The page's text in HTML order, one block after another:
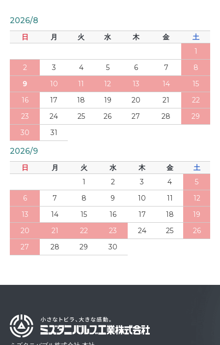
2026/8
日 月 火 水 木 金
土
1
2
3 4 5 6 7
8
9
10 11 12 13 14
15
16
17 18 19 20 21
22
23
24 25 26 27 28
29
30
31
2026/9
日 月 火 水 木 金
土
1
2 3 4
5
6
7 8 9 10 11
12
13
14 15 16 17 18
19
20
21 22 23 24 25
26
27
28 29 30